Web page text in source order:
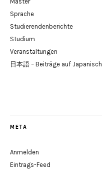
Sprache
Studierendenberichte
Studium
Veranstaltungen
日本語 – Beiträge auf Japanisch
META
Anmelden
Eintrags-Feed